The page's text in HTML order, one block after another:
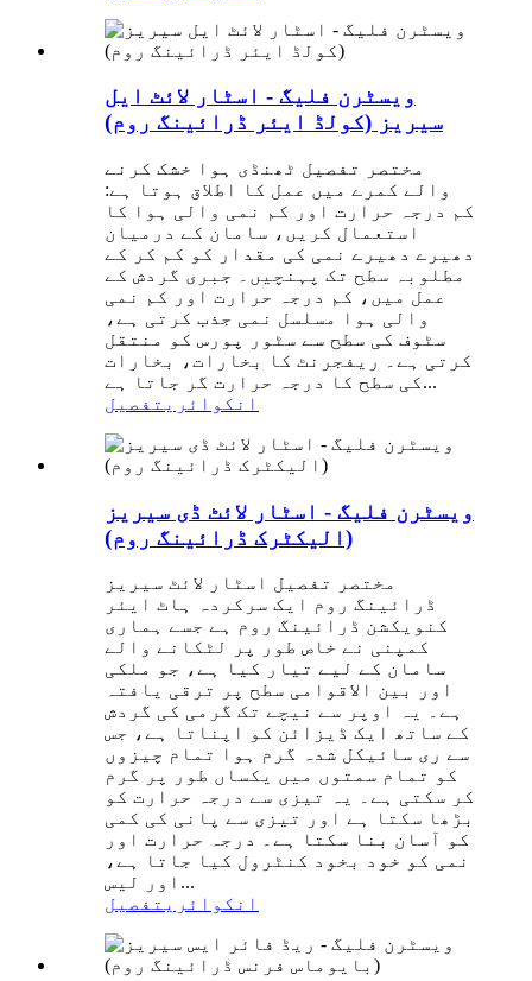
ویسٹرن فلیگ - اسٹار لائٹ ایل
سیریز (کولڈ ایئر ڈرائینگ روم)
مختصر تفصیل ٹھنڈی ہوا خشک کرنے
والے کمرے میں عمل کا اطلاق ہوتا ہے:
کم درجہ حرارت اور کم نمی والی ہوا کا
استعمال کریں، سامان کے درمیان
دھیرے دھیرے نمی کی مقدار کو کم کر کے
مطلوبہ سطح تک پہنچیں۔ جبری گردش کے
عمل میں، کم درجہ حرارت اور کم نمی
والی ہوا مسلسل نمی جذب کرتی ہے،
سٹوف کی سطح سے سٹور پورس کو منتقل
کرتی ہے۔ ریفجرنٹ کا بخارات، بخارات
کی سطح کا درجہ حرارت گر جاتا ہے...
انکوائری تفصیل
ویسٹرن فلیگ - اسٹار لائٹ ڈی سیریز
(الیکٹرک ڈرائینگ روم)
مختصر تفصیل اسٹار لائٹ سیریز
ڈرائینگ روم ایک سرکردہ ہاٹ ایئر
کنویکشن ڈرائینگ روم ہے جسے ہماری
کمپنی نے خاص طور پر لٹکانے والے
سامان کے لیے تیار کیا ہے، جو ملکی
اور بین الاقوامی سطح پر ترقی یافتہ
ہے۔ یہ اوپر سے نیچے تک گرمی کی گردش
کے ساتھ ایک ڈیزائن کو اپناتا ہے، جس
سے ری سائیکل شدہ گرم ہوا تمام چیزوں
کو تمام سمتوں میں یکساں طور پر گرم
کر سکتی ہے۔ یہ تیزی سے درجہ حرارت کو
بڑھا سکتا ہے اور تیزی سے پانی کی کمی
کو آسان بنا سکتا ہے۔ درجہ حرارت اور
نمی کو خود بخود کنٹرول کیا جاتا ہے،
اور لیس...
انکوائریتفصیل